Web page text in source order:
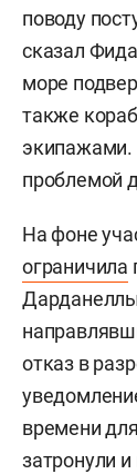
поводу
сказал
море
также
экипажами.
проблемой
На фоне
ограничила
отказ в
времени
затронули